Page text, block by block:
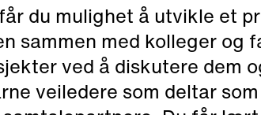
du mulighet å utvikle et
sammen med kolleger og
ved å diskutere dem
veiledere som deltar som